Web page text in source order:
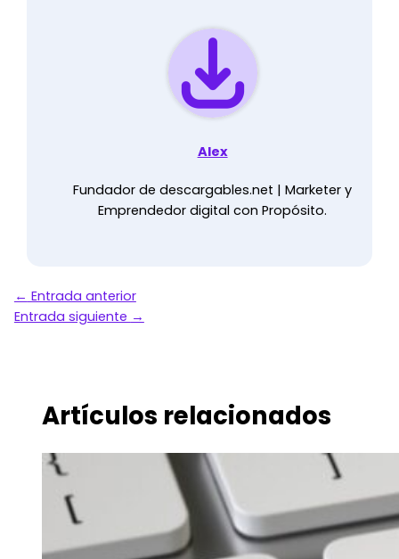
Alex
Fundador de descargables.net | Marketer y
Emprendedor digital con Propósito.
← Entrada anterior
Entrada siguiente →
Artículos relacionados